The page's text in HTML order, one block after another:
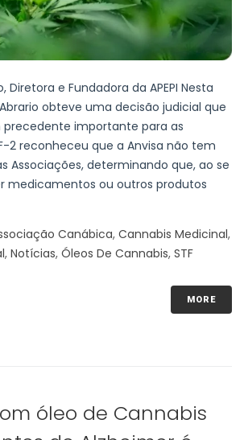
Diretora e Fundadora da APEPI Nesta
obteve uma decisão judicial que
importante para as
2 reconheceu que a Anvisa não tem
Associações, determinando que, ao se
medicamentos ou outros produtos
Canábica, Cannabis Medicinal,
, Notícias, Óleos De Cannabis, STF
MORE
óleo de Cannabis